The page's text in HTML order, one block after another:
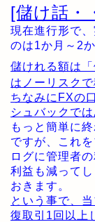
[儲け話・
現在進行形で
のは1か月～2
儲けれる額は「
はノーリスクで
ちなみにFXの
シュバックでは
もっと簡単に
ですが、これ
ログに管理者
利益も減って
おきます。
という事で、
復取引1回以上